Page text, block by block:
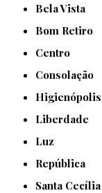
Bela Vista
Bom Retiro
Centro
Consolação
Higienópolis
Liberdade
Luz
República
Santa Cecília